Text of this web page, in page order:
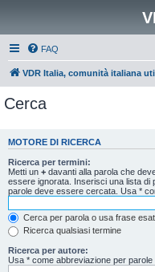
FAQ
VDR Italia, comunità italiana
Cerca
MOTORE DI RICERCA
Ricerca per termini:
Metti un + davanti alla parola che
essere ignorata. Inserisci una lista di
parole deve essere cercata. Usa *
Cerca per parola o usa frase
Ricerca qualsiasi termine
Ricerca per autore:
Usa * come abbreviazione per parole